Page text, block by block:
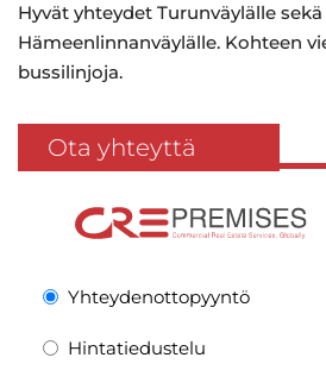
Hyvät yhteydet Turunväylälle sekä
Hämeenlinnanväylälle. Kohteen
bussilinjoja.
Ota yhteyttä
Yhteydenottopyyntö
Hintatiedustelu